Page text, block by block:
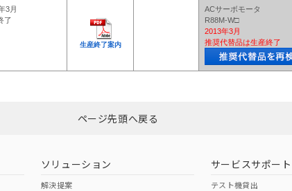
3月
了
生産終了案内
ACサーボモータ
R88M-W□
2013年3月
推奨代替品は生産終了
ページ先頭へ戻る
ソリューション
解決提案
サービスサポート
テスト機貸出